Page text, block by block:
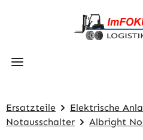
Zum Hauptinhalt springen
Ersatzteile Elektrische
Notausschalter
Albright